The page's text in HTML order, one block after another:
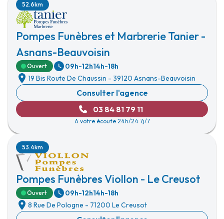
Pompes Funèbres et Marbrerie Tanier -
Asnans-Beauvoisin
52.6km
Ouvert 09h-12h14h-18h
19 Bis Route De Chaussin - 39120 Asnans-Beauvoisin
Consulter l'agence
03 84 81 79 11
A votre écoute 24h/24 7j/7
Pompes Funèbres Viollon - Le Creusot
53.4km
Ouvert 09h-12h14h-18h
8 Rue De Pologne - 71200 Le Creusot